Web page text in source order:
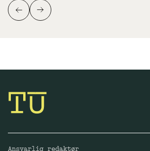
Ansvarlig redaktør